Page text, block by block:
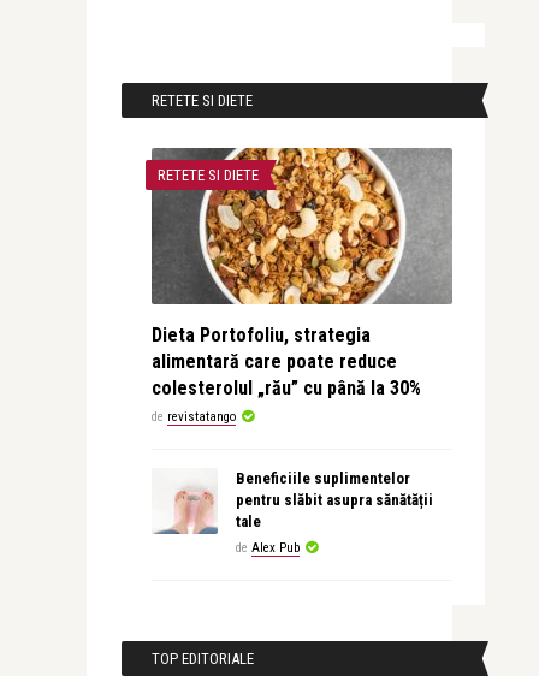
RETETE SI DIETE
RETETE SI DIETE
Dieta Portofoliu, strategia
alimentară care poate reduce
colesterolul „rău” cu până la 30%
de revistatango
Beneficiile suplimentelor
pentru slăbit asupra sănătății
tale
de Alex Pub
TOP EDITORIALE